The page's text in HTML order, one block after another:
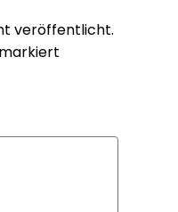
veröffentlicht.
markiert